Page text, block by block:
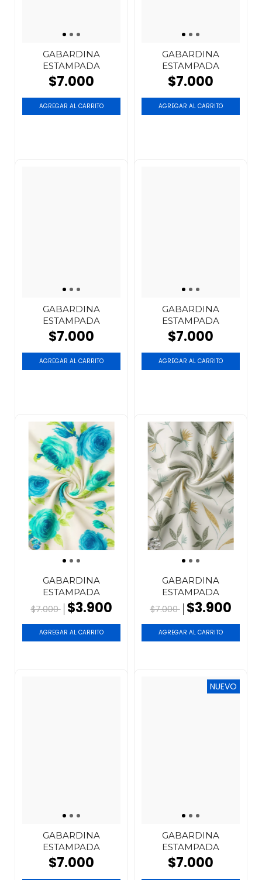
GABARDINA
ESTAMPADA
$7.000
GABARDINA
ESTAMPADA
$7.000
GABARDINA
ESTAMPADA
$7.000
GABARDINA
ESTAMPADA
$7.000
GABARDINA
ESTAMPADA
$7.000 $3.900
GABARDINA
ESTAMPADA
$7.000 $3.900
GABARDINA
ESTAMPADA
$7.000
NUEVO
GABARDINA
ESTAMPADA
$7.000